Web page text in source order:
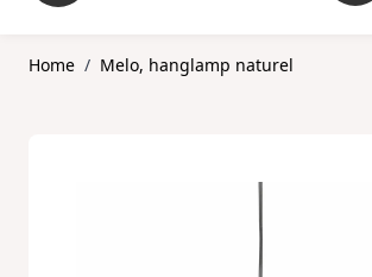
Home / Melo, hanglamp naturel